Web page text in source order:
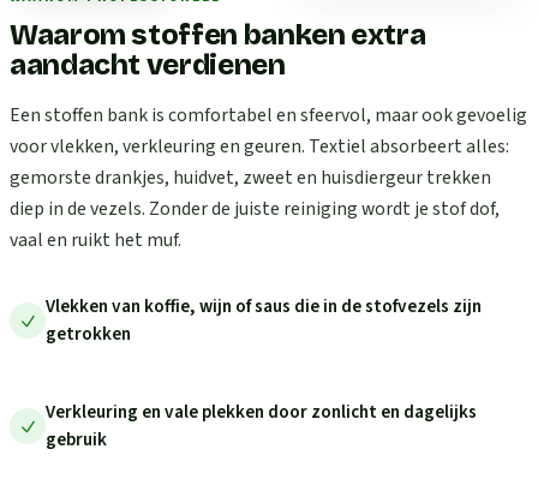
Waarom stoffen banken extra
aandacht verdienen
Een stoffen bank is comfortabel en sfeervol, maar ook gevoelig
voor vlekken, verkleuring en geuren. Textiel absorbeert alles:
gemorste drankjes, huidvet, zweet en huisdiergeur trekken
diep in de vezels. Zonder de juiste reiniging wordt je stof dof,
vaal en ruikt het muf.
Vlekken van koffie, wijn of saus die in de stofvezels zijn
getrokken
Verkleuring en vale plekken door zonlicht en dagelijks
gebruik